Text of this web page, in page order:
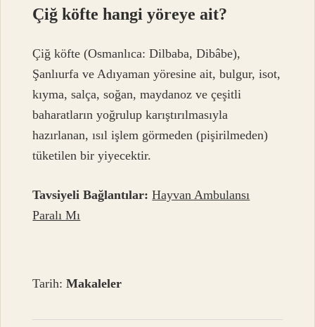
Çiğ köfte hangi yöreye ait?
Çiğ köfte (Osmanlıca: Dilbaba, Dibâbe),
Şanlıurfa ve Adıyaman yöresine ait, bulgur, isot,
kıyma, salça, soğan, maydanoz ve çeşitli
baharatların yoğrulup karıştırılmasıyla
hazırlanan, ısıl işlem görmeden (pişirilmeden)
tüketilen bir yiyecektir.
Tavsiyeli Bağlantılar: Hayvan Ambulansı
Paralı Mı
Tarih:Makaleler